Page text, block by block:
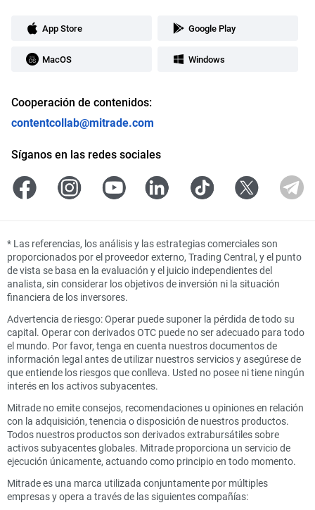
App Store Google Play
MacOS Windows
Cooperación de contenidos:
contentcollab@mitrade.com
Síganos en las redes sociales
* Las referencias, los análisis y las estrategias comerciales son
proporcionados por el proveedor externo, Trading Central, y el punto
de vista se basa en la evaluación y el juicio independientes del
analista, sin considerar los objetivos de inversión ni la situación
financiera de los inversores.
Advertencia de riesgo: Operar puede suponer la pérdida de todo su
capital. Operar con derivados OTC puede no ser adecuado para todo
el mundo. Por favor, tenga en cuenta nuestros documentos de
información legal antes de utilizar nuestros servicios y asegúrese de
que entiende los riesgos que conlleva. Usted no posee ni tiene ningún
interés en los activos subyacentes.
Mitrade no emite consejos, recomendaciones u opiniones en relación
con la adquisición, tenencia o disposición de nuestros productos.
Todos nuestros productos son derivados extrabursátiles sobre
activos subyacentes globales. Mitrade proporciona un servicio de
ejecución únicamente, actuando como principio en todo momento.
Mitrade es una marca utilizada conjuntamente por múltiples
empresas y opera a través de las siguientes compañías: